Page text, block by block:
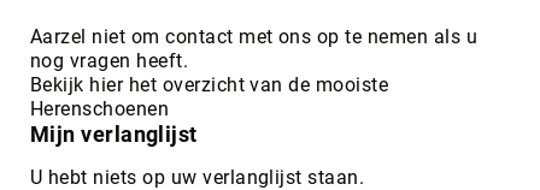
Aarzel niet om contact met ons op te nemen als u
nog vragen heeft.
Bekijk hier het overzicht van de mooiste
Herenschoenen
Mijn verlanglijst
U hebt niets op uw verlanglijst staan.